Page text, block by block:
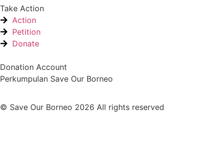
Take Action
Action
Petition
Donate
Donation Account
Perkumpulan Save Our Borneo
© Save Our Borneo 2026 All rights reserved